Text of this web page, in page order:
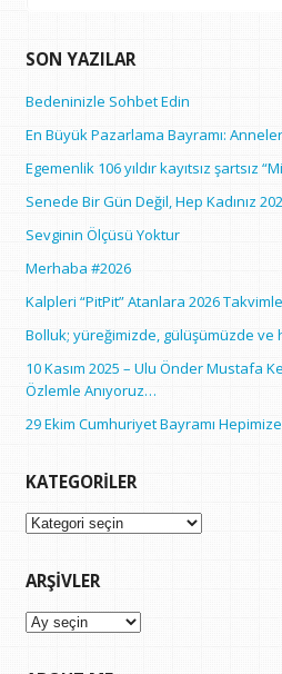
SON YAZILAR
Bedeninizle Sohbet Edin
En Büyük Pazarlama Bayramı:
Egemenlik 106 yıldır kayıtsız şartsız
Senede Bir Gün Değil, Hep Kadınız
Sevginin Ölçüsü Yoktur
Merhaba #2026
Kalpleri “PitPit” Atanlara 2026
Bolluk; yüreğimizde, gülüşümüzde
10 Kasım 2025 – Ulu Önder Mustafa
Özlemle Anıyoruz…
29 Ekim Cumhuriyet Bayramı
KATEGORILER
Kategoriler
ARŞIVLER
Arşivler